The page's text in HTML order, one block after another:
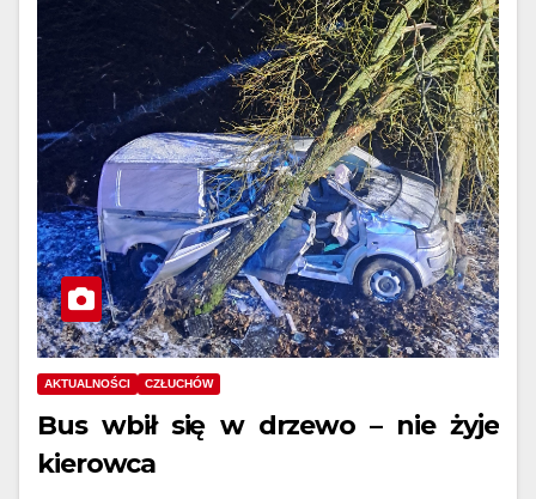
AKTUALNOŚCI CZŁUCHÓW
Bus wbił się w drzewo – nie żyje
kierowca